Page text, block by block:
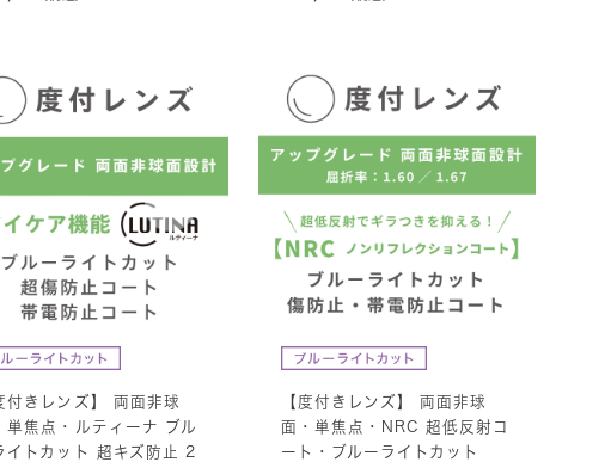
付きレンズ】 両面非球
単焦点・ルティーナ ブル
イトカット 超キズ防止 2
【度付きレンズ】 両面非球
面・単焦点・NRC 超低反射コ
ート・ブルーライトカット